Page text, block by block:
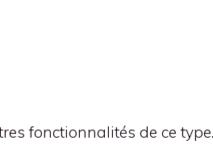
fonctionnalités de ce type.